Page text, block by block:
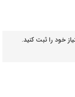
خود را ثبت کنید.